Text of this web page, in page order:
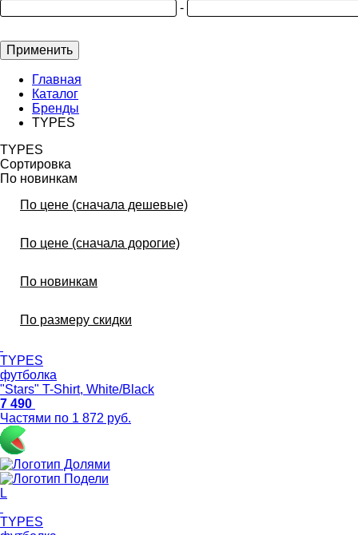
-
Применить
Главная
Каталог
Бренды
TYPES
TYPES
Сортировка
По новинкам
По цене (сначала дешевые)
По цене (сначала дорогие)
По новинкам
По размеру скидки
TYPES
футболка
"Stars" T-Shirt, White/Black
7 490
Частями по 1 872 руб.
L
TYPES